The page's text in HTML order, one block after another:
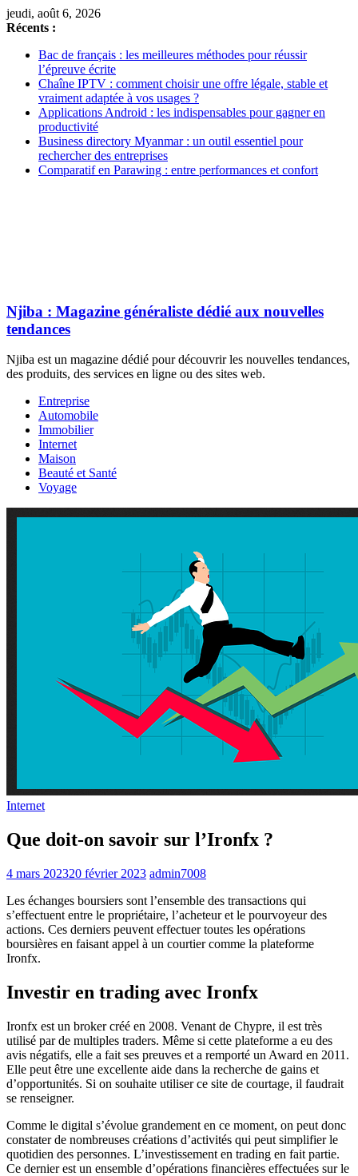
jeudi, août 6, 2026
Récents :
Bac de français : les meilleures méthodes pour réussir
l’épreuve écrite
Chaîne IPTV : comment choisir une offre légale, stable et
vraiment adaptée à vos usages ?
Applications Android : les indispensables pour gagner en
productivité
Business directory Myanmar : un outil essentiel pour
rechercher des entreprises
Comparatif en Parawing : entre performances et confort
Njiba : Magazine généraliste dédié aux nouvelles
tendances
Njiba est un magazine dédié pour découvrir les nouvelles tendances,
des produits, des services en ligne ou des sites web.
Entreprise
Automobile
Immobilier
Internet
Maison
Beauté et Santé
Voyage
Internet
Que doit-on savoir sur l’Ironfx ?
4 mars 202320 février 2023 admin7008
Les échanges boursiers sont l’ensemble des transactions qui
s’effectuent entre le propriétaire, l’acheteur et le pourvoyeur des
actions. Ces derniers peuvent effectuer toutes les opérations
boursières en faisant appel à un courtier comme la plateforme
Ironfx.
Investir en trading avec Ironfx
Ironfx est un broker créé en 2008. Venant de Chypre, il est très
utilisé par de multiples traders. Même si cette plateforme a eu des
avis négatifs, elle a fait ses preuves et a remporté un Award en 2011.
Elle peut être une excellente aide dans la recherche de gains et
d’opportunités. Si on souhaite utiliser ce site de courtage, il faudrait
se renseigner.
Comme le digital s’évolue grandement en ce moment, on peut donc
constater de nombreuses créations d’activités qui peut simplifier le
quotidien des personnes. L’investissement en trading en fait partie.
Ce dernier est un ensemble d’opérations financières effectuées sur le